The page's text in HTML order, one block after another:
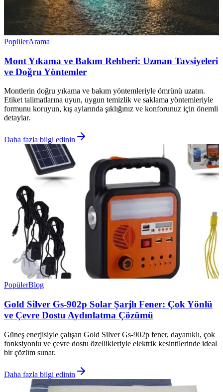
PopülerArama
Mont Yıkama ve Bakım Rehberi: Uzman Tavsiyeleri
ve Doğru Yöntemler
Montlerin doğru yıkama ve bakım yöntemleriyle ömrünü uzatın.
Etiket talimatlarına uyun, uygun temizlik ve saklama yöntemleriyle
formunu koruyun, kış aylarında şıklığınız ve konforunuz için önemli
detaylar.
Daha fazla bilgi edinin
PopülerBlog
Gold Silver Gs-902p Solar Şarjlı Fener: Çok Yönlü
ve Çevre Dostu Aydınlatma Çözümü
Güneş enerjisiyle çalışan Gold Silver Gs-902p fener, dayanıklı, çok
fonksiyonlu ve çevre dostu özellikleriyle elektrik kesintilerinde ideal
bir çözüm sunar.
Daha fazla bilgi edinin